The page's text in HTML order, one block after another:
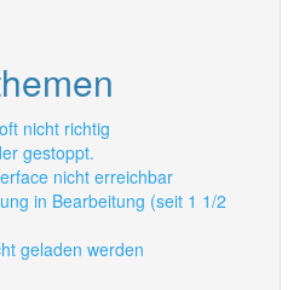
nicht richtig
gestoppt.
nicht erreichbar
in Bearbeitung (seit 1 1/2
geladen werden